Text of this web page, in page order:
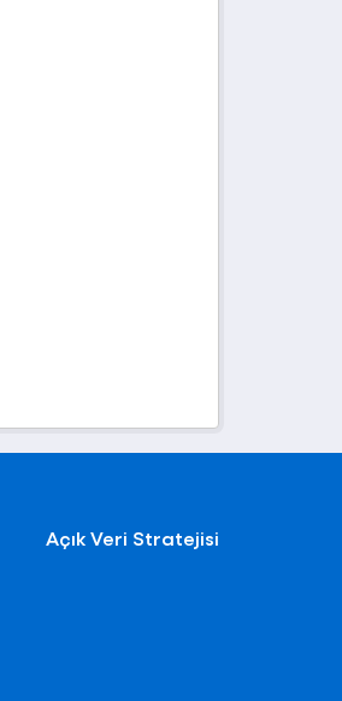
Açık Veri Stratejisi